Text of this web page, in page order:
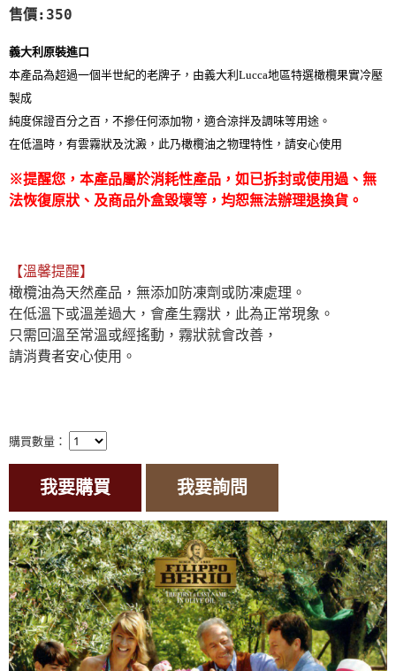
售價:350
義大利原裝進口
本產品為超過一個半世紀的老牌子，由義大利Lucca地區特選橄欖果實冷壓
製成
純度保證百分之百，不摻任何添加物，適合涼拌及調味等用途。
在低溫時，有雲霧狀及沈澱，此乃橄欖油之物理特性，請安心使用
※提醒您，本產品屬於消耗性產品，如已拆封或使用過、無
法恢復原狀、及商品外盒毀壞等，均恕無法辦理退換貨。
【溫馨提醒】
橄欖油為天然產品，無添加防凍劑或防凍處理。
在低溫下或溫差過大，會產生霧狀，此為正常現象。
只需回溫至常溫或經搖動，霧狀就會改善，
請消費者安心使用。
購買數量：
我要購買 我要詢問